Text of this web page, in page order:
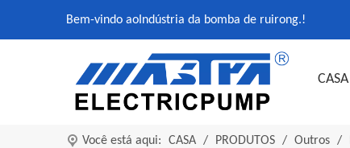
Bem-vindo ao Indústria da bomba de ruirong.!
CASA
Você está aqui: CASA / PRODUTOS / Outros /